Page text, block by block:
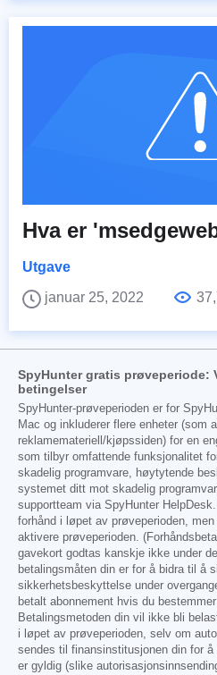
Hva er
Utgave
januar 25, 2022
SpyHunter gratis prøveperiode:
betingelser
SpyHunter-prøveperioden er for
Mac og inkluderer flere enheter (som
reklamemateriell/kjøpssiden) for en
som tilbyr omfattende funksjonalitet
skadelig programvare, høytytende
systemet ditt mot skadelig
supportteam via SpyHunter
forhånd i løpet av prøveperioden,
aktivere prøveperioden.
gavekort godtas kanskje ikke under
betalingsmåten din er for å bidra til å
sikkerhetsbeskyttelse under
betalt abonnement hvis du
Betalingsmetoden din vil ikke bli
i løpet av prøveperioden, selv om
sendes til finansinstitusjonen din for
er gyldig (slike